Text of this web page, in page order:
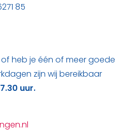
85
heb je één of meer goede
zijn wij bereikbaar
uur.